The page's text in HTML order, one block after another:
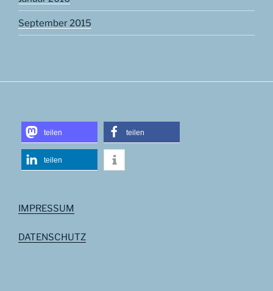
September 2015
teilen teilen
teilen
IMPRESSUM
DATENSCHUTZ